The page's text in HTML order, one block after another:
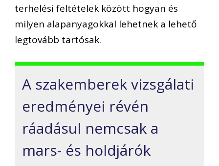
terhelési feltételek között hogyan és
milyen alapanyagokkal lehetnek a lehető
legtovább tartósak.
A szakemberek vizsgálati
eredményei révén
ráadásul nemcsak a
mars- és holdjárók